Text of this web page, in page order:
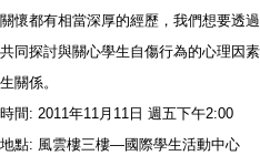
關懷都有相當深厚的經歷，我們想要透
共同探討與關心學生自傷行為的心理因
生關係。
時間: 2011年11月11日 週五下午2:00
地點: 風雲樓三樓—國際學生活動中心